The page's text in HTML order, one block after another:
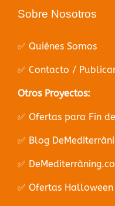
Sobre Nosotros
✅ Quiénes Somos
✅ Contacto /
Otros Proyectos:
✅ Ofertas para Fin
✅ Blog
✅
✅ Ofertas Halloween